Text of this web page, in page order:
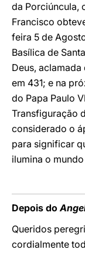
da Porciúncula,
Francisco
feira 5 de
Basílica de
Deus,
em 431; e na
do Papa Paulo
Transfiguração
considerado o
para significar
ilumina o
Depois do
Queridos
cordialmente